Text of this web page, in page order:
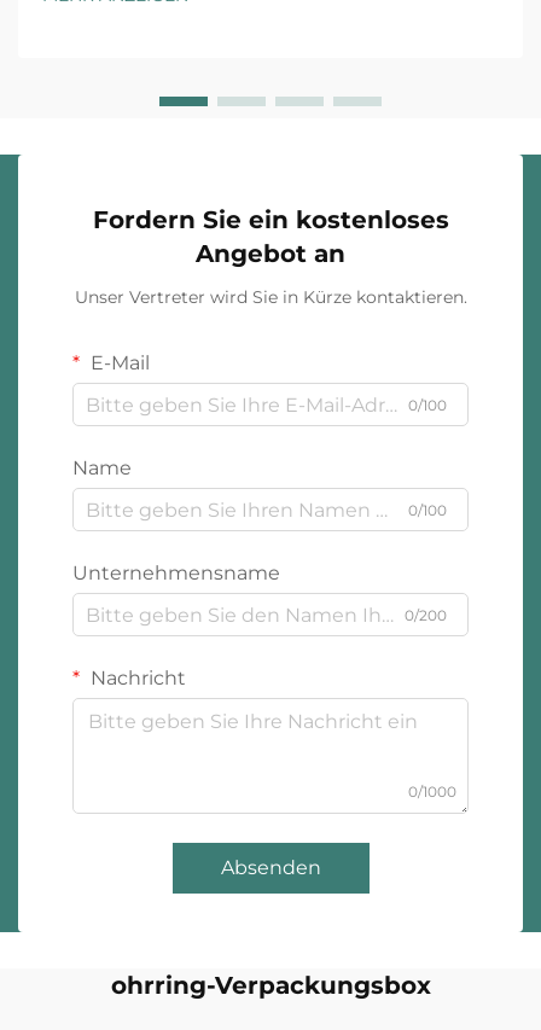
Gegebenheiten. Luxusmarken und Fast-Fashion-
Fordern Sie ein kostenloses
Angebot an
Unser Vertreter wird Sie in Kürze kontaktieren.
E-Mail
0/100
Name
0/100
Unternehmensname
0/200
Nachricht
0/1000
Absenden
ohrring-Verpackungsbox